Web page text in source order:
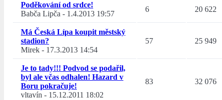
Poděkování od srdce!
Babča Lipča - 1.4.2013 19:57
6 20 622
Má Česká Lípa koupit městský
stadion?
Mirek - 17.3.2013 14:54
57 25 949
Je to tady!!! Podvod se podařil,
byl ale včas odhalen! Hazard v
Boru pokračuje!
vltavín - 15.12.2011 18:02
83 32 076